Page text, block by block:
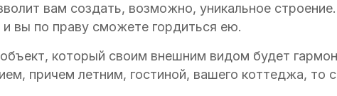
вам создать, возможно, уникальное
вы по праву сможете гордиться ею.
который своим внешним видом будет
причем летним, гостиной, вашего коттеджа, то